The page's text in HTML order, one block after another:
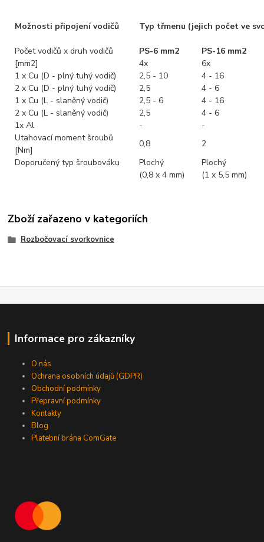
Možnosti připojení vodičů Typ třmenu (jejich počet ve
Počet vodičů x druh vodičů
[mm2]
PS-6 mm2
PS-16 mm2
4x
6x
1 x Cu (D - plný tuhý vodič)
2,5 - 10
4 - 16
2 x Cu (D - plný tuhý vodič)
2,5
4 - 6
1 x Cu (L - slaněný vodič)
2,5 - 6
4 - 16
2 x Cu (L - slaněný vodič)
2,5
4 - 6
1x Al
-
-
Utahovací moment šroubů
[Nm]
0,8
2
Doporučený typ šroubováku
Plochý
Plochý
(0,8 x 4 mm)
(1 x 5,5 mm)
Zboží zařazeno v kategoriích
Rozbočovací svorkovnice
Informace pro zákazníky
O nás
Ochrana osobních údajů (GDPR)
Obchodní podmínky
Přepravní podmínky
Kontakty
Blog
Platební brána ComGate